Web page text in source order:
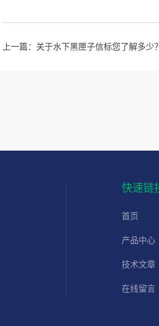
上一篇： 关于水下黑匣子信标您了解多少？
快速链
首页
产品中心
技术文章
在线留言